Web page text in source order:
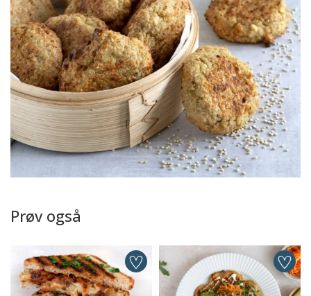
Prøv også